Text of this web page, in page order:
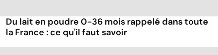
Du lait en poudre 0-36 mois rappelé dans toute
la France : ce qu'il faut savoir